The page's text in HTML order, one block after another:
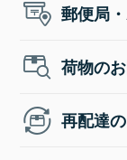
郵便局
荷物の
再配達